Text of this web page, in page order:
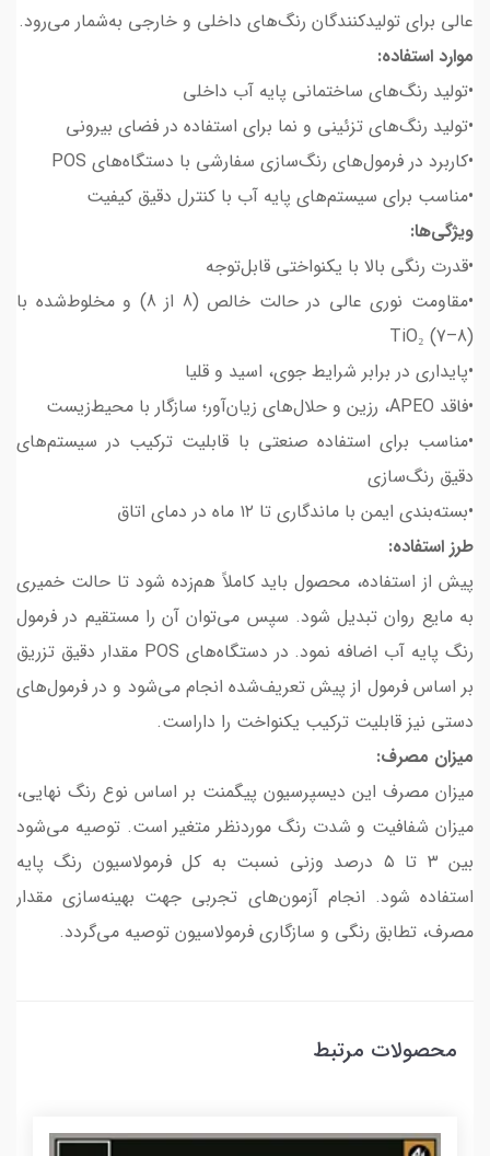
عالی برای تولیدکنندگان رنگ‌های داخلی و خارجی به‌شمار می‌رود.
موارد استفاده:
•تولید رنگ‌های ساختمانی پایه آب داخلی
•تولید رنگ‌های تزئینی و نما برای استفاده در فضای بیرونی
•کاربرد در فرمول‌های رنگ‌سازی سفارشی با دستگاه‌های POS
•مناسب برای سیستم‌های پایه آب با کنترل دقیق کیفیت
ویژگی‌ها:
•قدرت رنگی بالا با یکنواختی قابل‌توجه
•مقاومت نوری عالی در حالت خالص (8 از 8) و مخلوط‌شده با
TiO₂ (7–8)
•پایداری در برابر شرایط جوی، اسید و قلیا
•فاقد APEO، رزین و حلال‌های زیان‌آور؛ سازگار با محیط‌زیست
•مناسب برای استفاده صنعتی با قابلیت ترکیب در سیستم‌های
دقیق رنگ‌سازی
•بسته‌بندی ایمن با ماندگاری تا ۱۲ ماه در دمای اتاق
طرز استفاده:
پیش از استفاده، محصول باید کاملاً هم‌زده شود تا حالت خمیری
به مایع روان تبدیل شود. سپس می‌توان آن را مستقیم در فرمول
رنگ پایه آب اضافه نمود. در دستگاه‌های POS مقدار دقیق تزریق
بر اساس فرمول از پیش تعریف‌شده انجام می‌شود و در فرمول‌های
دستی نیز قابلیت ترکیب یکنواخت را داراست.
میزان مصرف:
میزان مصرف این دیسپرسیون پیگمنت بر اساس نوع رنگ نهایی،
میزان شفافیت و شدت رنگ موردنظر متغیر است. توصیه می‌شود
بین ۳ تا ۵ درصد وزنی نسبت به کل فرمولاسیون رنگ پایه
استفاده شود. انجام آزمون‌های تجربی جهت بهینه‌سازی مقدار
مصرف، تطابق رنگی و سازگاری فرمولاسیون توصیه می‌گردد.
محصولات مرتبط